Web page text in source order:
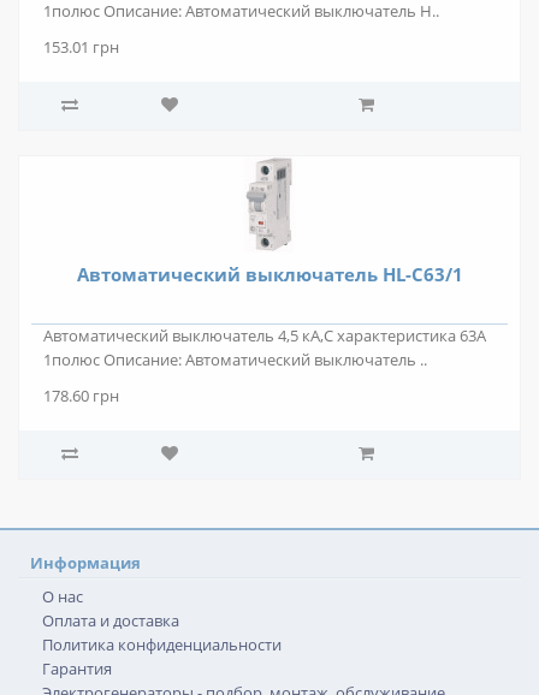
1полюс Описание: Автоматический выключатель H..
153.01 грн
Автоматический выключатель HL-C63/1
Автоматический выключатель 4,5 кА,С характеристика 63А
1полюс Описание: Автоматический выключатель ..
178.60 грн
Информация
О нас
Оплата и доставка
Политика конфиденциальности
Гарантия